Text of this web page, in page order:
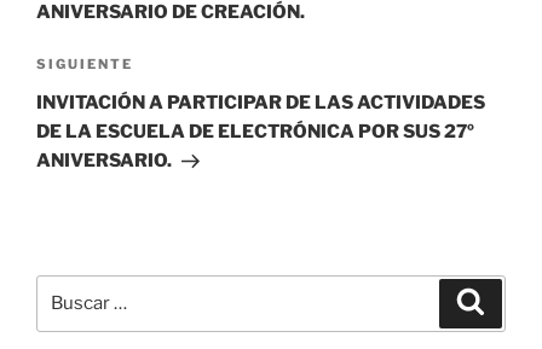
ANIVERSARIO DE CREACIÓN.
Siguiente
entrada
SIGUIENTE
INVITACIÓN A PARTICIPAR DE LAS ACTIVIDADES
DE LA ESCUELA DE ELECTRÓNICA POR SUS 27º
ANIVERSARIO.
por: